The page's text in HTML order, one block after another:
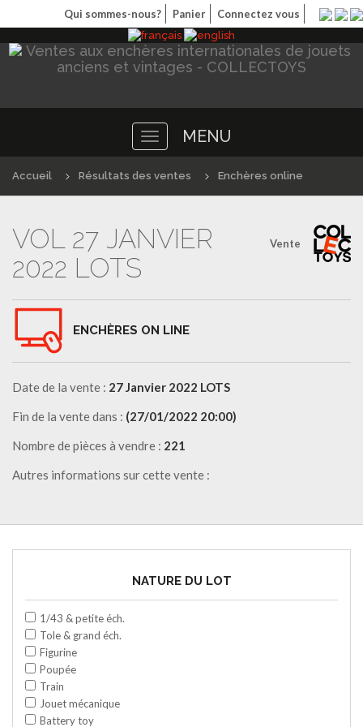
Qui sommes-nous? Panier Connectez vous
Toggle
navigation
MENU
Accueil Résultats des ventes Enchères online
Vente
VOL 27 JANVIER
2022 LOTS
ENCHÈRES ON LINE
Date de la vente : 27 Janvier 2022 LOTS
Fin de la vente dans : (27/01/2022 20:00)
Nombre de pièces à vendre : 221
Autres informations sur cette vente :
NATURE DU LOT
1/43 & petite éch.
Tole & grand éch.
Figurine
Poupée
Train
Jouet mécanique
Battery toy